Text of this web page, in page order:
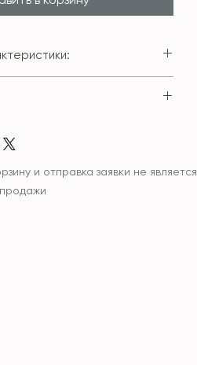
химчистка изделия.
выше 30С
подушки.
и отправка заявки не является